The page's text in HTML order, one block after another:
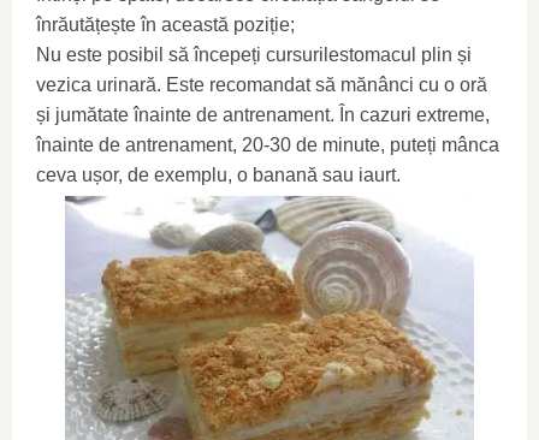
înrăutățește în această poziție;
Nu este posibil să începeți cursurilestomacul plin și
vezica urinară. Este recomandat să mănânci cu o oră
și jumătate înainte de antrenament. În cazuri extreme,
înainte de antrenament, 20-30 de minute, puteți mânca
ceva ușor, de exemplu, o banană sau iaurt.